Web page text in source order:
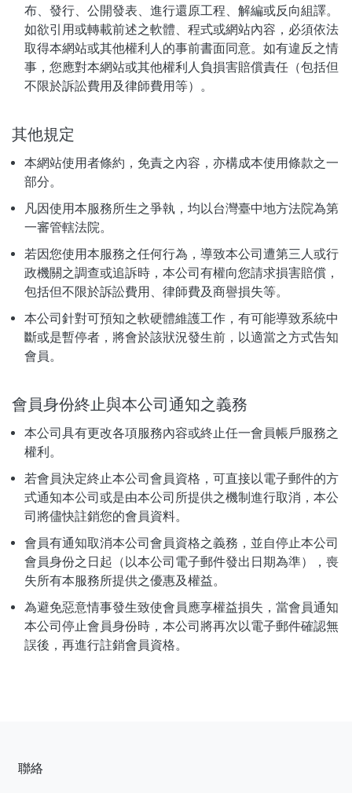
布、發行、公開發表、進行還原工程、解編或反向組譯。
如欲引用或轉載前述之軟體、程式或網站內容，必須依法
取得本網站或其他權利人的事前書面同意。如有違反之情
事，您應對本網站或其他權利人負損害賠償責任（包括但
不限於訴訟費用及律師費用等）。
其他規定
本網站使用者條約，免責之內容，亦構成本使用條款之一
部分。
凡因使用本服務所生之爭執，均以台灣臺中地方法院為第
一審管轄法院。
若因您使用本服務之任何行為，導致本公司遭第三人或行
政機關之調查或追訴時，本公司有權向您請求損害賠償，
包括但不限於訴訟費用、律師費及商譽損失等。
本公司針對可預知之軟硬體維護工作，有可能導致系統中
斷或是暫停者，將會於該狀況發生前，以適當之方式告知
會員。
會員身份終止與本公司通知之義務
本公司具有更改各項服務內容或終止任一會員帳戶服務之
權利。
若會員決定終止本公司會員資格，可直接以電子郵件的方
式通知本公司或是由本公司所提供之機制進行取消，本公
司將儘快註銷您的會員資料。
會員有通知取消本公司會員資格之義務，並自停止本公司
會員身份之日起（以本公司電子郵件發出日期為準），喪
失所有本服務所提供之優惠及權益。
為避免惡意情事發生致使會員應享權益損失，當會員通知
本公司停止會員身份時，本公司將再次以電子郵件確認無
誤後，再進行註銷會員資格。
聯絡